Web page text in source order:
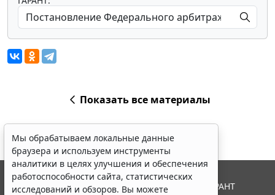
Показать все материалы
Мы обрабатываем локальные данные
браузера и используем инструменты
аналитики в целях улучшения и обеспечения
работоспособности сайта, статистических
исследований и обзоров. Вы можете
© ООО "НПП "ГАРАНТ-СЕРВИС", 2026. Система ГАРАНТ